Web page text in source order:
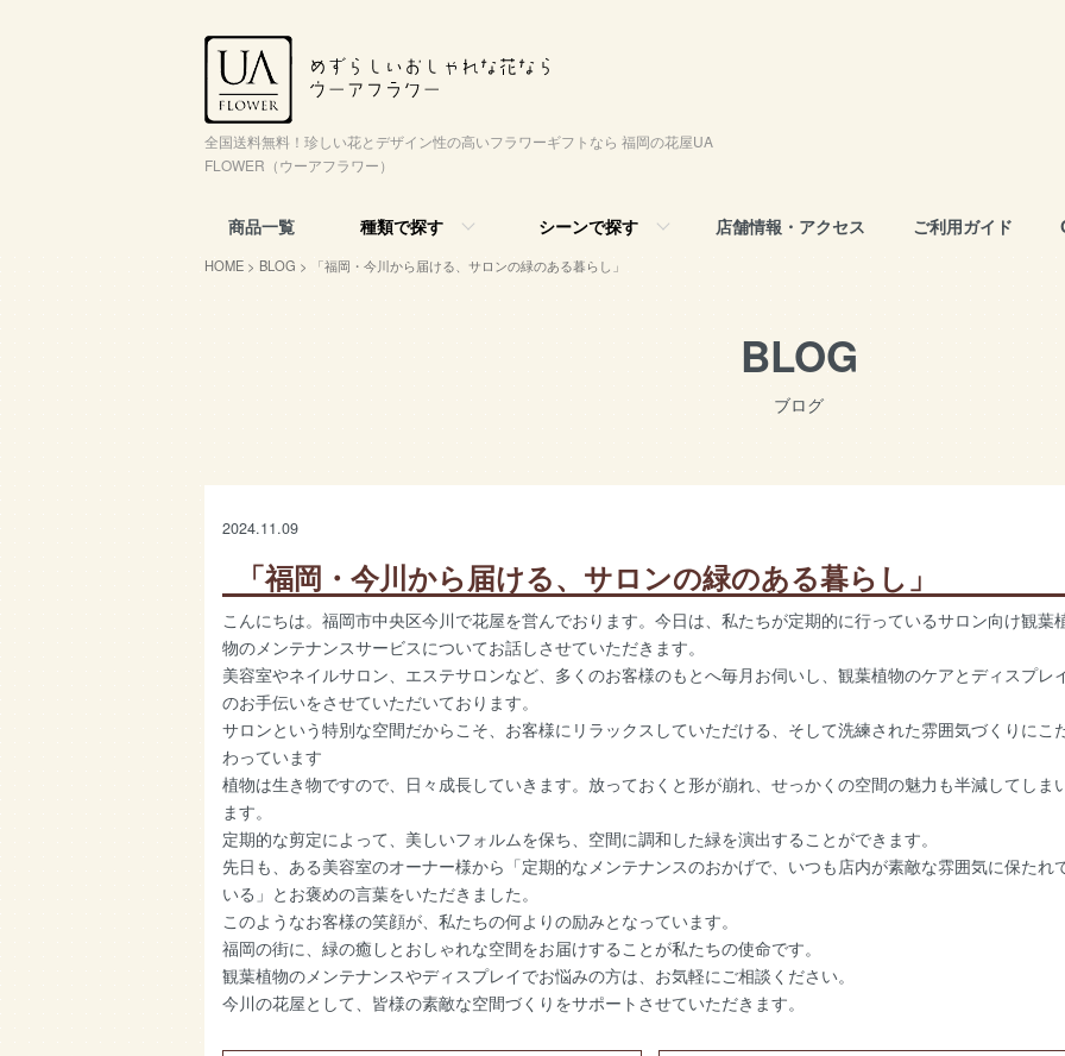
全国送料無料！珍しい花とデザイン性の高いフラワーギフトなら 福岡の花屋UA
FLOWER（ウーアフラワー）
商品一覧 種類で探す シーンで探す 店舗情報・アクセス ご利用ガイド
HOME > BLOG > 「福岡・今川から届ける、サロンの緑のある暮らし」
BLOG
ブログ
2024.11.09
「福岡・今川から届ける、サロンの緑のある暮らし」
こんにちは。福岡市中央区今川で花屋を営んでおります。今日は、私たちが定期的に行っているサロン向け観葉
物のメンテナンスサービスについてお話しさせていただきます。
美容室やネイルサロン、エステサロンなど、多くのお客様のもとへ毎月お伺いし、観葉植物のケアとディスプレ
のお手伝いをさせていただいております。
サロンという特別な空間だからこそ、お客様にリラックスしていただける、そして洗練された雰囲気づくりにこ
わっています
植物は生き物ですので、日々成長していきます。放っておくと形が崩れ、せっかくの空間の魅力も半減してしま
ます。
定期的な剪定によって、美しいフォルムを保ち、空間に調和した緑を演出することができます。
先日も、ある美容室のオーナー様から「定期的なメンテナンスのおかげで、いつも店内が素敵な雰囲気に保たれ
いる」とお褒めの言葉をいただきました。
このようなお客様の笑顔が、私たちの何よりの励みとなっています。
福岡の街に、緑の癒しとおしゃれな空間をお届けすることが私たちの使命です。
観葉植物のメンテナンスやディスプレイでお悩みの方は、お気軽にご相談ください。
今川の花屋として、皆様の素敵な空間づくりをサポートさせていただきます。